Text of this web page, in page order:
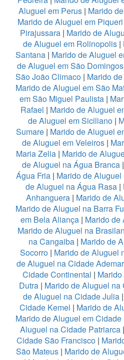
Aluguel em Perus| Marido
Marido de Aluguel em Piqueri
Pirajussara| Marido de
de Aluguel em Rolinopolis |
Santana | Marido de Aluguel
de Aluguel em São Domingos
São João Climaco| Marido
Marido de Aluguel em São
em São Miguel Paulista |
Rafael | Marido de Aluguel
de Aluguel em Siciliano|
Sumare | Marido de Aluguel
de Aluguel em Veleiros|
Maria Zelia | Marido de
de Aluguel na Água Branca |
Água Fria| Marido de
de Aluguel na Água Rasa |
Anhanguera| Marido de
Marido de Aluguel na Barra
em Bela Aliança | Marido de
Marido de Aluguel na
na Cangaiba | Marido de
Socorro | Marido de Aluguel
de Aluguel na Cidade Ademar
Cidade Continental |
Dutra | Marido de Aluguel na
de Aluguel na Cidade Julia |
Cidade Kemel | Marido de
Marido de Aluguel em Cidade
Aluguel na Cidade Patriarca|
Cidade São Francisco |
São Mateus| Marido de